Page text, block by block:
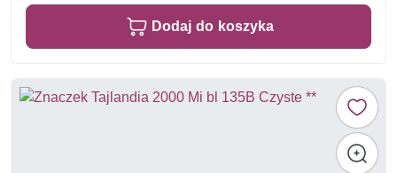
Dodaj do koszyka